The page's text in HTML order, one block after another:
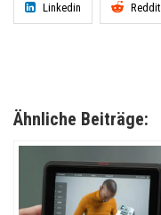
Linkedin Reddit
Ähnliche Beiträge: